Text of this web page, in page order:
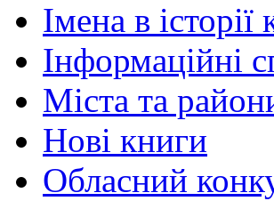
Імена в
Інформаційні
Міста та
Нові книги
Обласний